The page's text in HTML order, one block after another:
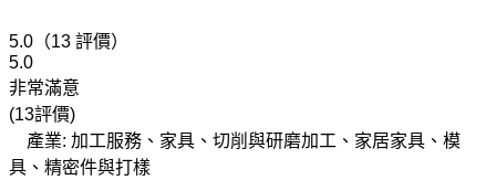
5.0（13 評價）
5.0
非常滿意
(13評價)
產業: 加工服務、家具、切削與研磨加工、家居家具、模
具、精密件與打樣